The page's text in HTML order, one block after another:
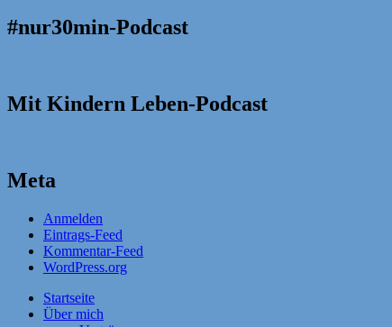
#nur30min-Podcast
Mit Kindern Leben-Podcast
Meta
Anmelden
Eintrags-Feed
Kommentar-Feed
WordPress.org
Startseite
Über mich